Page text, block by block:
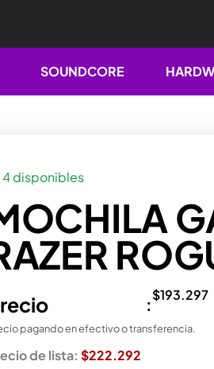
SOUNDCORE
4 disponibles
:$193.297
pagando en efectivo o transferencia.
de lista: $222.292